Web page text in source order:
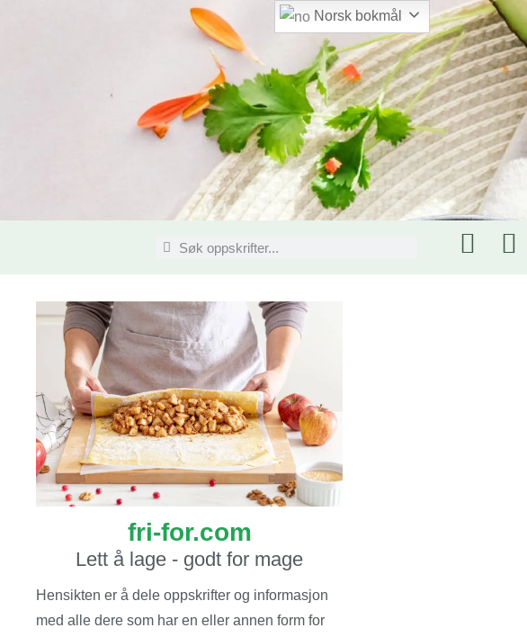
fri-for.com
Lett å lage - godt for mage
Hensikten er å dele oppskrifter og informasjon
med alle dere som har en eller annen form for
Norsk bokmål